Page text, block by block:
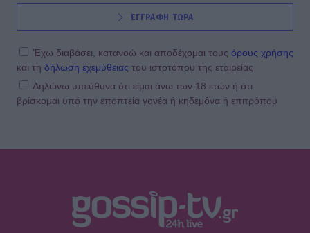
ΕΓΓΡΑΦΗ ΤΩΡΑ
Έχω διαβάσει, κατανοώ και αποδέχομαι τους όρους χρήσης
και τη δήλωση εχεμύθειας του ιστοτόπου της εταιρείας
Δηλώνω υπεύθυνα ότι είμαι άνω των 18 ετών ή ότι
βρίσκομαι υπό την εποπτεία γονέα ή κηδεμόνα ή επιτρόπου